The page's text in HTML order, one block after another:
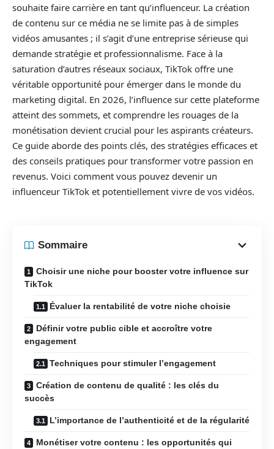
souhaite faire carrière en tant qu’influenceur. La création
de contenu sur ce média ne se limite pas à de simples
vidéos amusantes ; il s’agit d’une entreprise sérieuse qui
demande stratégie et professionnalisme. Face à la
saturation d’autres réseaux sociaux, TikTok offre une
véritable opportunité pour émerger dans le monde du
marketing digital. En 2026, l’influence sur cette plateforme
atteint des sommets, et comprendre les rouages de la
monétisation devient crucial pour les aspirants créateurs.
Ce guide aborde des points clés, des stratégies efficaces et
des conseils pratiques pour transformer votre passion en
revenus. Voici comment vous pouvez devenir un
influenceur TikTok et potentiellement vivre de vos vidéos.
Sommaire
Choisir une niche pour booster votre influence sur
TikTok
Évaluer la rentabilité de votre niche choisie
Définir votre public cible et accroître votre
engagement
Techniques pour stimuler l’engagement
Création de contenu de qualité : les clés du
succès
L’importance de l’authenticité et de la régularité
Monétiser votre contenu : les opportunités qui